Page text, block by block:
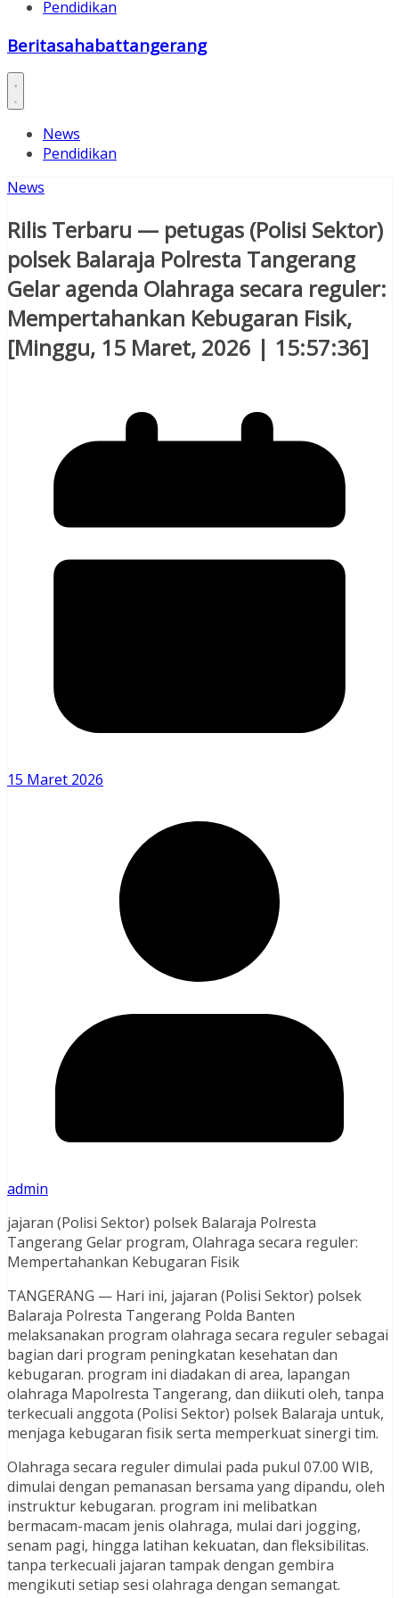
Pendidikan
Beritasahabattangerang
News
Pendidikan
News
Rilis Terbaru — petugas (Polisi Sektor)
polsek Balaraja Polresta Tangerang
Gelar agenda Olahraga secara reguler:
Mempertahankan Kebugaran Fisik,
[Minggu, 15 Maret, 2026 | 15:57:36]
15 Maret 2026
admin
jajaran (Polisi Sektor) polsek Balaraja Polresta
Tangerang Gelar program, Olahraga secara reguler:
Mempertahankan Kebugaran Fisik
TANGERANG — Hari ini, jajaran (Polisi Sektor) polsek
Balaraja Polresta Tangerang Polda Banten
melaksanakan program olahraga secara reguler sebagai
bagian dari program peningkatan kesehatan dan
kebugaran. program ini diadakan di area, lapangan
olahraga Mapolresta Tangerang, dan diikuti oleh, tanpa
terkecuali anggota (Polisi Sektor) polsek Balaraja untuk,
menjaga kebugaran fisik serta memperkuat sinergi tim.
Olahraga secara reguler dimulai pada pukul 07.00 WIB,
dimulai dengan pemanasan bersama yang dipandu, oleh
instruktur kebugaran. program ini melibatkan
bermacam-macam jenis olahraga, mulai dari jogging,
senam pagi, hingga latihan kekuatan, dan fleksibilitas.
tanpa terkecuali jajaran tampak dengan gembira
mengikuti setiap sesi olahraga dengan semangat.